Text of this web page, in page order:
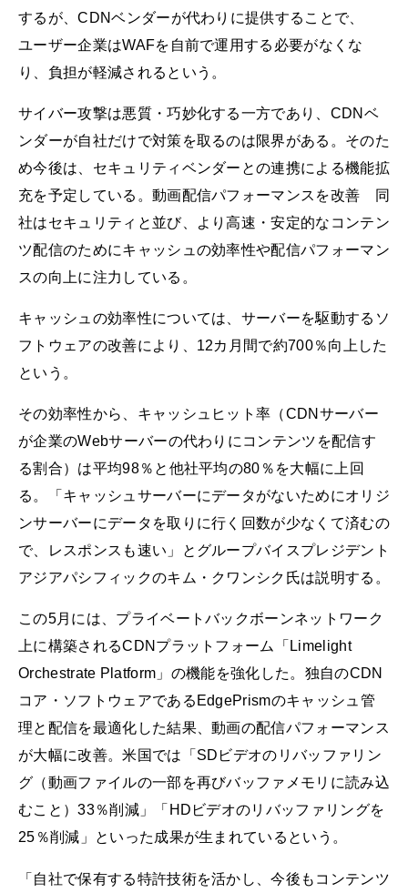
するが、CDNベンダーが代わりに提供することで、
ユーザー企業はWAFを自前で運用する必要がなくな
り、負担が軽減されるという。
サイバー攻撃は悪質・巧妙化する一方であり、CDNベ
ンダーが自社だけで対策を取るのは限界がある。そのた
め今後は、セキュリティベンダーとの連携による機能拡
充を予定している。動画配信パフォーマンスを改善 同
社はセキュリティと並び、より高速・安定的なコンテン
ツ配信のためにキャッシュの効率性や配信パフォーマン
スの向上に注力している。
キャッシュの効率性については、サーバーを駆動するソ
フトウェアの改善により、12カ月間で約700％向上した
という。
その効率性から、キャッシュヒット率（CDNサーバー
が企業のWebサーバーの代わりにコンテンツを配信す
る割合）は平均98％と他社平均の80％を大幅に上回
る。「キャッシュサーバーにデータがないためにオリジ
ンサーバーにデータを取りに行く回数が少なくて済むの
で、レスポンスも速い」とグループバイスプレジデント
アジアパシフィックのキム・クワンシク氏は説明する。
この5月には、プライベートバックボーンネットワーク
上に構築されるCDNプラットフォーム「Limelight
Orchestrate Platform」の機能を強化した。独自のCDN
コア・ソフトウェアであるEdgePrismのキャッシュ管
理と配信を最適化した結果、動画の配信パフォーマンス
が大幅に改善。米国では「SDビデオのリバッファリン
グ（動画ファイルの一部を再びバッファメモリに読み込
むこと）33％削減」「HDビデオのリバッファリングを
25％削減」といった成果が生まれているという。
「自社で保有する特許技術を活かし、今後もコンテンツ